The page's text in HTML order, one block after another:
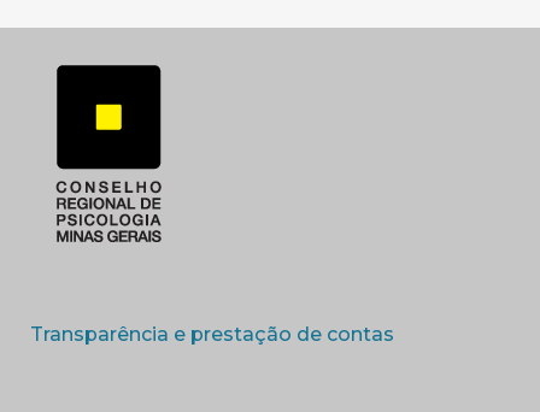
Transparência e prestação de contas